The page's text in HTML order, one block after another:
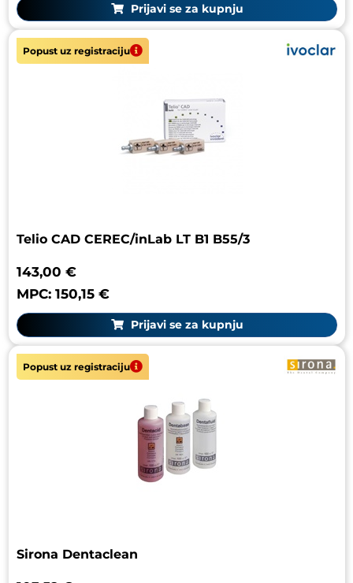
Prijavi se za kupnju
Popust uz registraciju
Telio CAD CEREC/inLab LT B1 B55/3
143,00 €
MPC: 150,15 €
Prijavi se za kupnju
Popust uz registraciju
Sirona Dentaclean